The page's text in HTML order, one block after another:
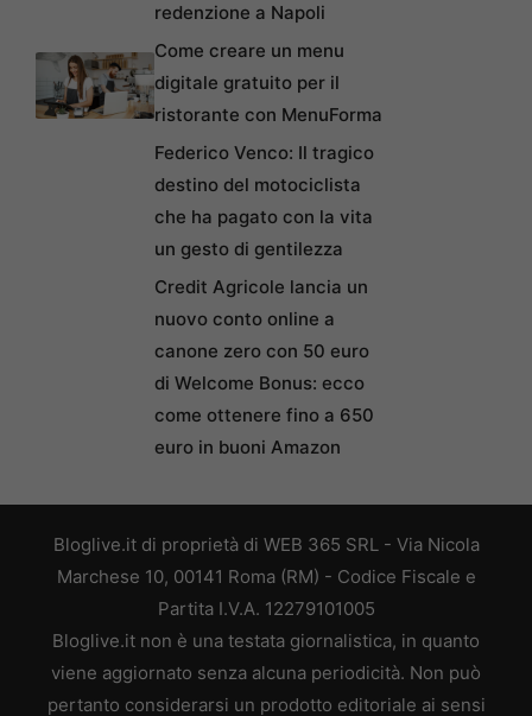
redenzione a Napoli
Come creare un menu
digitale gratuito per il
ristorante con MenuForma
Federico Venco: Il tragico
destino del motociclista
che ha pagato con la vita
un gesto di gentilezza
Credit Agricole lancia un
nuovo conto online a
canone zero con 50 euro
di Welcome Bonus: ecco
come ottenere fino a 650
euro in buoni Amazon
Bloglive.it di proprietà di WEB 365 SRL - Via Nicola
Marchese 10, 00141 Roma (RM) - Codice Fiscale e
Partita I.V.A. 12279101005
Bloglive.it non è una testata giornalistica, in quanto
viene aggiornato senza alcuna periodicità. Non può
pertanto considerarsi un prodotto editoriale ai sensi